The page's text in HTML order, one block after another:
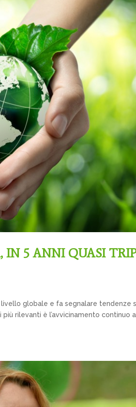
5 ANNI QUASI
globale e fa segnalare tendenze
rilevanti è l’avvicinamento continuo